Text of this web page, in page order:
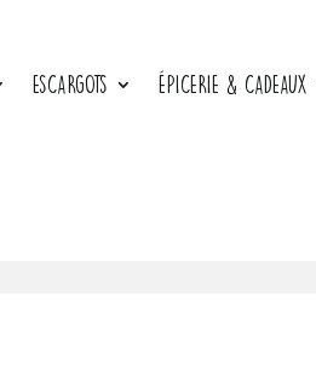
ESCARGOTS ÉPICERIE & CADEAUX